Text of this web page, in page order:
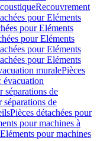
Recouvrement
pour Eléments
pour Eléments
pour Eléments
pour Eléments
pour Eléments
muralePièces
évacuation
séparations de
séparations de
Pièces détachées pour
pour machines à
pour machines